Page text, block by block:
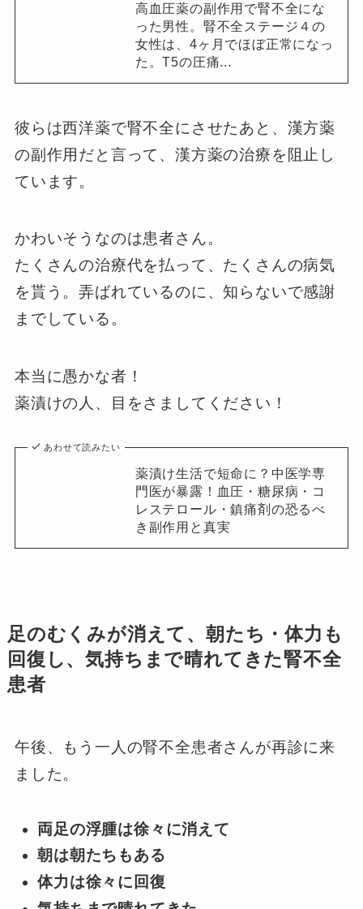
高血圧薬の副作用で腎不全にな
った男性。腎不全ステージ４の
女性は、4ヶ月でほぼ正常になっ
た。T5の圧痛...
彼らは西洋薬で腎不全にさせたあと、漢方薬
の副作用だと言って、漢方薬の治療を阻止し
ています。
かわいそうなのは患者さん。
たくさんの治療代を払って、たくさんの病気
を貰う。弄ばれているのに、知らないで感謝
までしている。
本当に愚かな者！
薬漬けの人、目をさましてください！
あわせて読みたい
薬漬け生活で短命に？中医学専
門医が暴露！血圧・糖尿病・コ
レステロール・鎮痛剤の恐るべ
き副作用と真実
足のむくみが消えて、朝たち・体力も
回復し、気持ちまで晴れてきた腎不全
患者
午後、もう一人の腎不全患者さんが再診に来
ました。
両足の浮腫は徐々に消えて
朝は朝たちもある
体力は徐々に回復